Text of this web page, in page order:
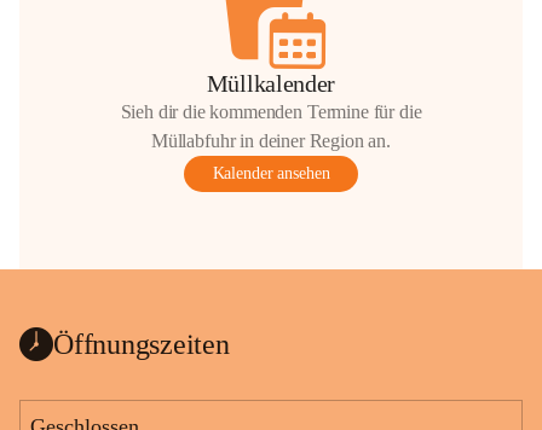
Müllkalender
Sieh dir die kommenden Termine für die
Müllabfuhr in deiner Region an.
Kalender ansehen
Öffnungszeiten